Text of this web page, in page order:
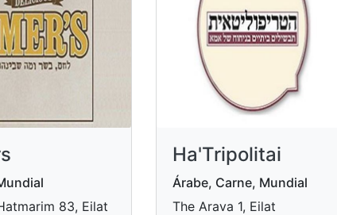
83, Eilat
Ha'Tripolitai
Árabe, Carne, Mundial
The Arava 1, Eilat